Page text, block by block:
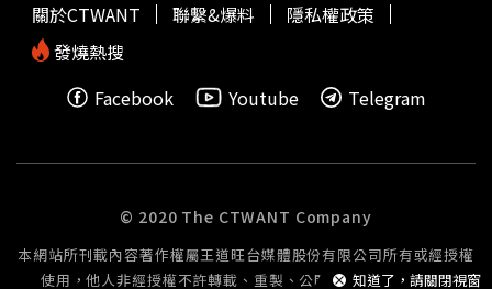
斷，審慎評估風險，自負盈虧。※本文內容已獲 葉育碩 授
權。
知道了，請關閉視窗
關於CTWANT 聯繫&爆料
隱私權政策
發燒熱搜
Facebook
Youtube Telegram
© 2020 The CTWANT Company
本網站所刊載內容著作權屬王道旺台媒體股份有限公司所有或經授權
使用，他人非經授權不許轉載、重製、公開播送或公開傳輸。